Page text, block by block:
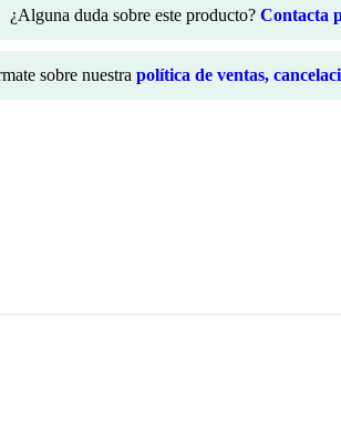
¿Alguna duda sobre este producto? Contacta
sobre nuestrapolítica de ventas,